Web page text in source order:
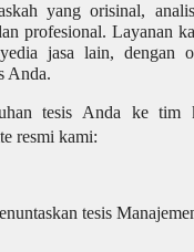
yang orisinal,
profesional. Layanan
jasa lain, dengan
Anda.
tesis Anda ke tim
resmi kami:
tesis